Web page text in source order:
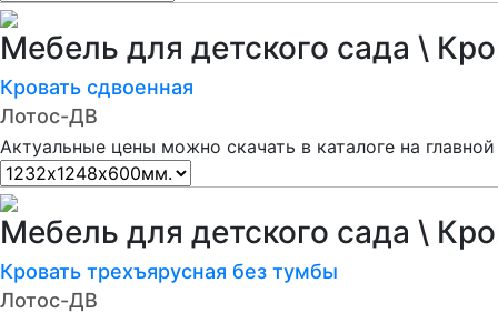
Мебель для детского сада \
Кровать сдвоенная
Лотос-ДВ
Актуальные цены можно скачать в каталоге на
Мебель для детского сада \
Кровать трехъярусная без тумбы
Лотос-ДВ